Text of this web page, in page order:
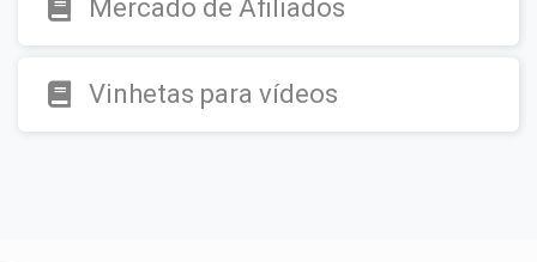
Mercado de Afiliados
Vinhetas para vídeos